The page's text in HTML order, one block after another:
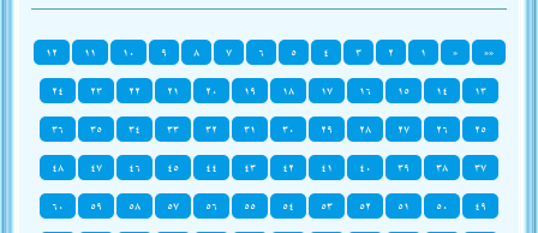
««
« ١ ٢ ٣ ٤ ٥ ٦ ٧ ٨ ٩ ١٠ ١١
١٢
١٣
١٤ ١٥ ١٦ ١٧ ١٨ ١٩ ٢٠ ٢١ ٢٢ ٢٣
٢٤
٢٥
٢٦ ٢٧ ٢٨ ٢٩ ٣٠ ٣١ ٣٢ ٣٣ ٣٤ ٣٥
٣٦
٣٧
٣٨ ٣٩ ٤٠ ٤١ ٤٢ ٤٣ ٤٤ ٤٥ ٤٦ ٤٧
٤٨
٤٩
٥٠ ٥١ ٥٢ ٥٣ ٥٤ ٥٥ ٥٦ ٥٧ ٥٨ ٥٩
٦٠